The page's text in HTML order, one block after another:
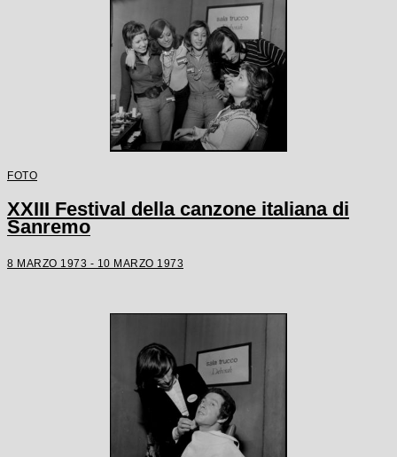
FOTO
XXIII Festival della canzone italiana di
Sanremo
8 MARZO 1973 - 10 MARZO 1973